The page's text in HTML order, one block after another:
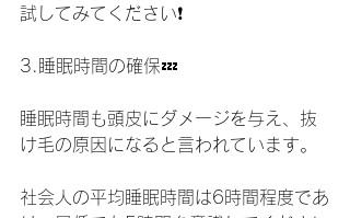
試してみてください❗️
3.睡眠時間の確保💤
睡眠時間も頭皮にダメージを与え、抜
け毛の原因になると言われています。
社会人の平均睡眠時間は6時間程度であ